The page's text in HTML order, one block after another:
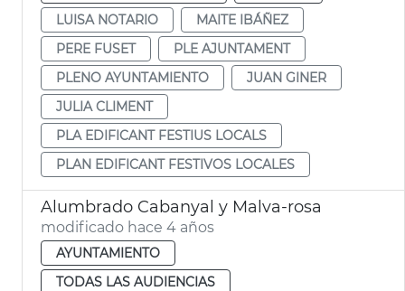
LUISA NOTARIO
MAITE IBÁÑEZ
PERE FUSET
PLE AJUNTAMENT
PLENO AYUNTAMIENTO
JUAN GINER
JULIA CLIMENT
PLA EDIFICANT FESTIUS LOCALS
PLAN EDIFICANT FESTIVOS LOCALES
Alumbrado Cabanyal y Malva-rosa
modificado hace 4 años
AYUNTAMIENTO
TODAS LAS AUDIENCIAS